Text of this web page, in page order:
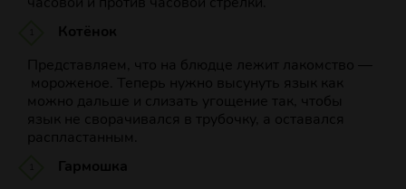
Котёнок
Представляем, что на блюдце лежит лакомство —
мороженое. Теперь нужно высунуть язык как
можно дальше и слизать угощение так, чтобы
язык не сворачивался в трубочку, а оставался
распластанным.
Гармошка